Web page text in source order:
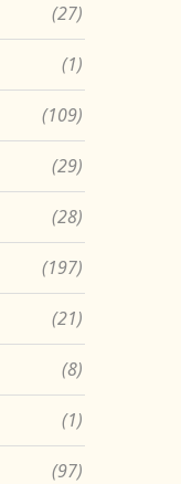
(27)
(1)
(109)
(29)
(28)
(197)
(21)
(8)
(1)
(97)